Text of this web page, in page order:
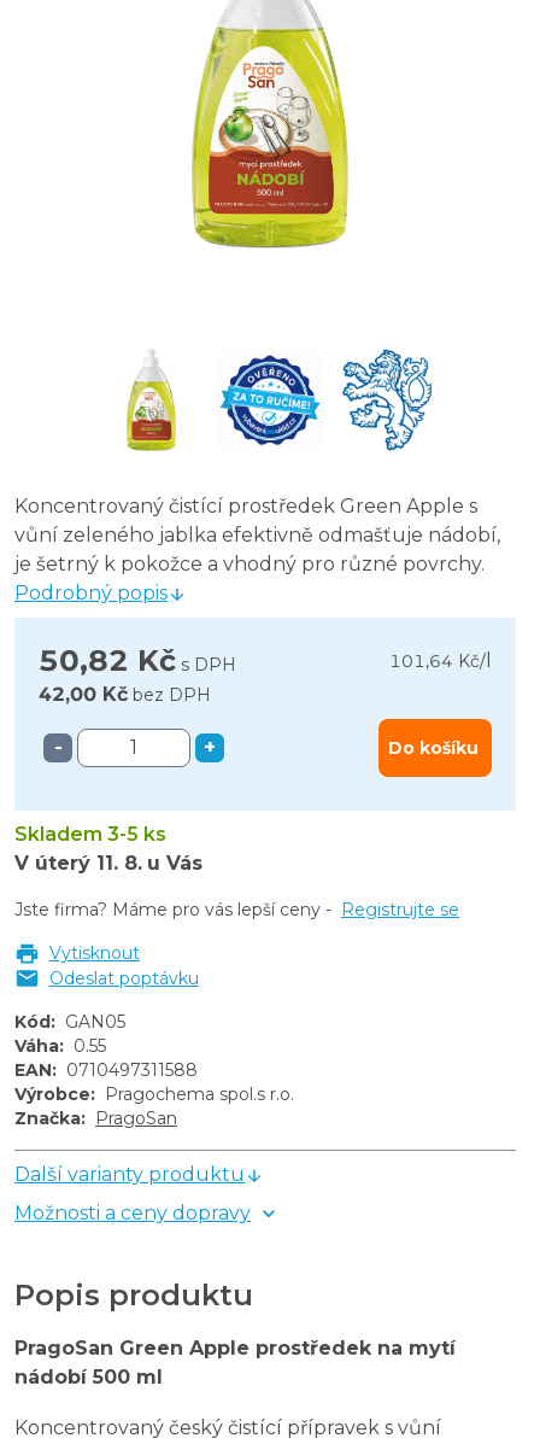
Koncentrovaný čistící prostředek Green Apple s
vůní zeleného jablka efektivně odmašťuje nádobí,
je šetrný k pokožce a vhodný pro různé povrchy.
Podrobný popis
50,82 Kč s DPH 101,64 Kč/
42,00 Kč bez DPH
- + Do košíku
Skladem 3-5 ks
V úterý 11. 8. u Vás
Jste firma? Máme pro vás lepší ceny - Registrujte se
Vytisknout
Odeslat poptávku
Kód : GAN05
Váha: 0.55
EAN: 0710497311588
Výrobce:
Pragochema spol.s r.o.
Značka: PragoSan
Další varianty produktu
Možnosti a ceny dopravy
Popis produktu
PragoSan Green Apple prostředek na mytí
nádobí 500 ml
Koncentrovaný český čistící přípravek s vůní